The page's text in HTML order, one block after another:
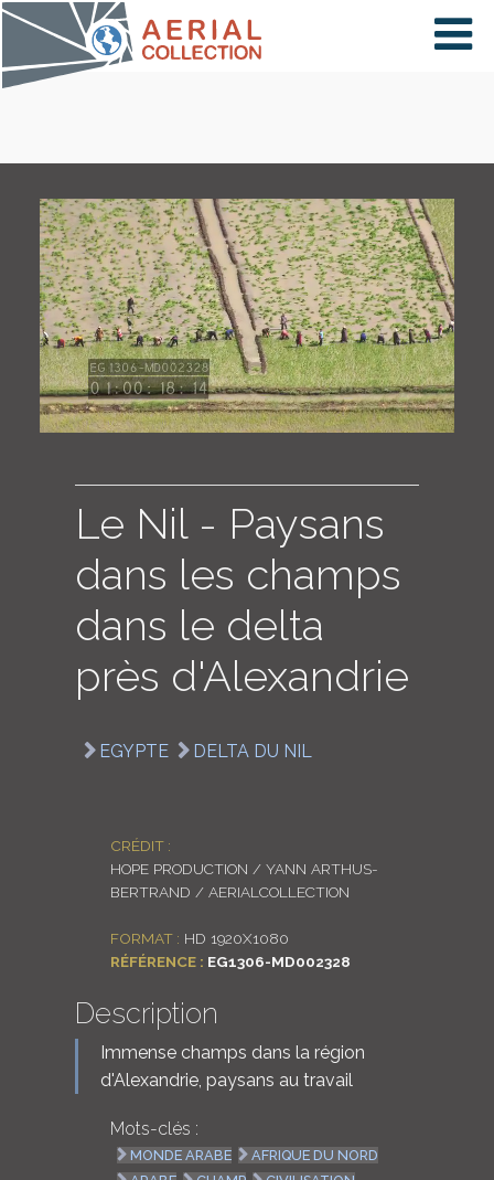
×
PAYS
CARTE
COLLECTIONS
LOGIN
ENGLISH
Le Nil - Paysans
dans les champs
dans le delta
près d'Alexandrie
EGYPTE DELTA DU NIL
CRÉDIT :
HOPE PRODUCTION / YANN ARTHUS-
BERTRAND / AERIALCOLLECTION
FORMAT : HD 1920X1080
RÉFÉRENCE : EG1306-MD002328
Description
Immense champs dans la région
d'Alexandrie, paysans au travail
Mots-clés :
MONDE ARABE
AFRIQUE DU NORD